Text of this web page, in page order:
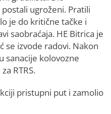
ugroženi. Pratili
je do kritične tačke i
saobraćaja. HE Bitrica je
se izvode radovi. Nakon
sanacije kolovozne
RTRS.
pristupni put i zamolio